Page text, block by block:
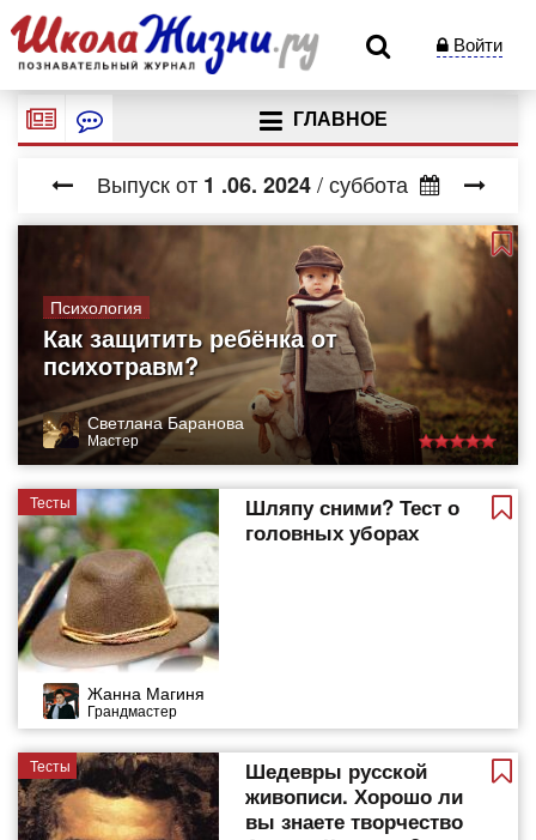
Войти
ГЛАВНОЕ
Выпуск от 1 .06. 2024 / суббота
Психология
Как защитить ребёнка от
психотравм?
Светлана Баранова
Мастер
Тесты
Шляпу сними? Тест о
головных уборах
Жанна Магиня
Грандмастер
Тесты
Шедевры русской
живописи. Хорошо ли
вы знаете творчество